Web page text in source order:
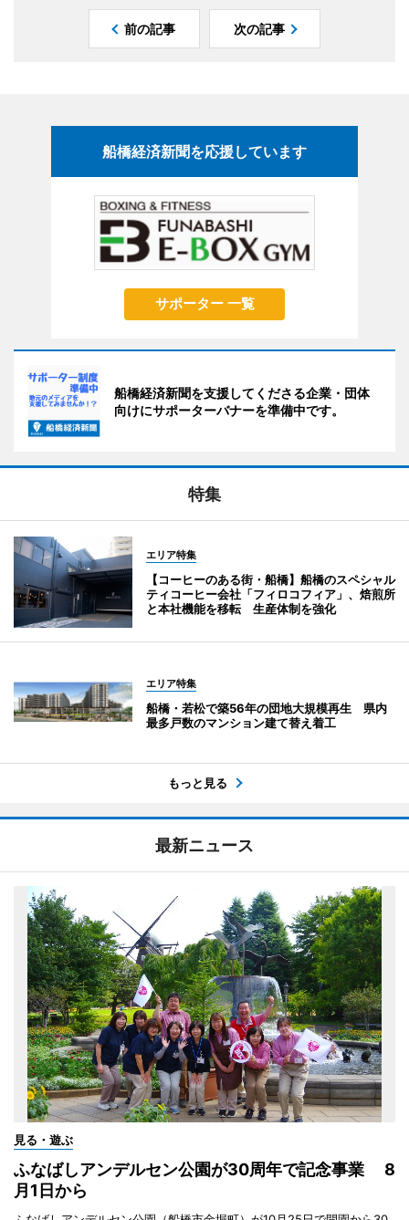
前の記事 次の記事
船橋経済新聞を応援しています
サポーター 一覧
船橋経済新聞を支援してくださる企業・団体
向けにサポーターバナーを準備中です。
特集
エリア特集
【コーヒーのある街・船橋】船橋のスペシャル
ティコーヒー会社「フィロコフィア」、焙煎所
と本社機能を移転 生産体制を強化
エリア特集
船橋・若松で築56年の団地大規模再生 県内
最多戸数のマンション建て替え着工
もっと見る
最新ニュース
見る・遊ぶ
ふなばしアンデルセン公園が30周年で記念事業 8
月1日から